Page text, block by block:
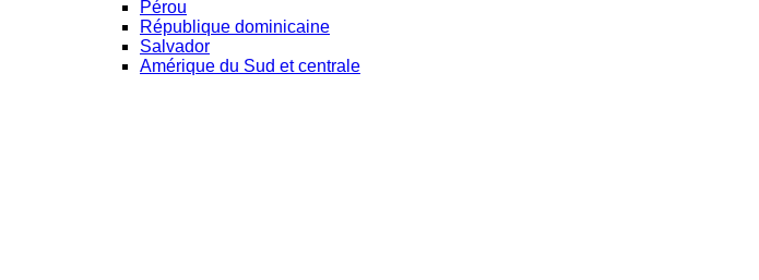
Pérou
République dominicaine
Salvador
Amérique du Sud et centrale